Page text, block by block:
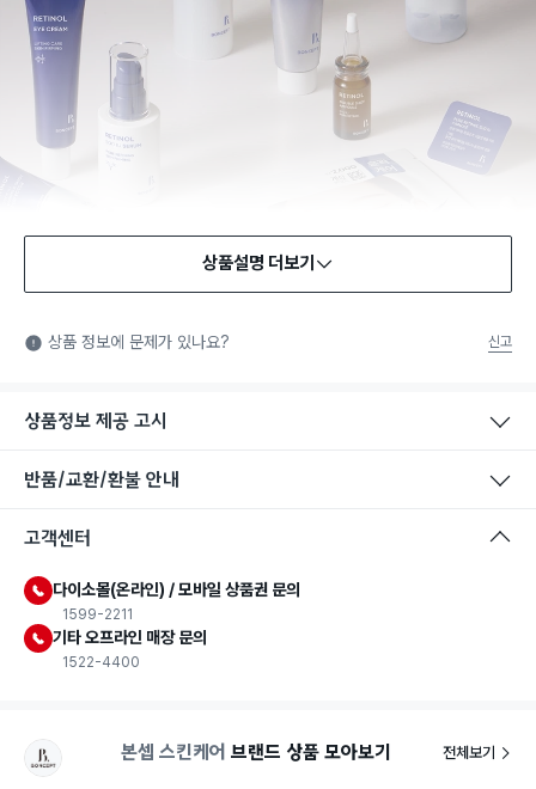
상품설명 더보기
상품 정보에 문제가 있나요? 신고
상품정보 제공 고시
반품/교환/환불 안내
고객센터
다이소몰(온라인) / 모바일 상품권 문의
1599-2211
기타 오프라인 매장 문의
1522-4400
본셉 스킨케어 브랜드 상품 모아보기 전체보기